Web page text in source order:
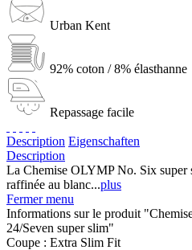
Urban Kent
92% coton / 8% élasthanne
Repassage facile
Description Eigenschaften
Description
La Chemise OLYMP No. Six super
raffinée au blanc...plus
Fermer menu
Informations sur le produit
24/Seven super slim"
Coupe : Extra Slim Fit